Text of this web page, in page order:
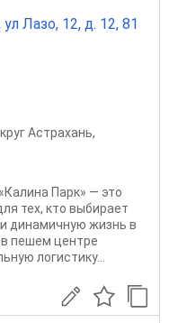
Лазо, 12, д. 12, 81
Астрахань,
Парк» — это
тех, кто выбирает
динамичную жизнь в
пешем центре
логистику...